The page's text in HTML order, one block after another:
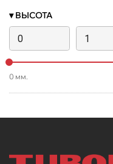
▾ ВЫСОТА
0 мм.